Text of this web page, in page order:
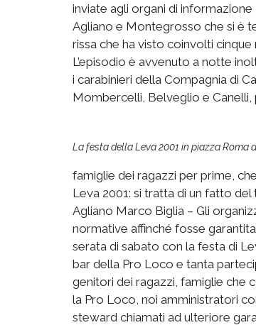
inviate agli organi di
Agliano e Montegrosso che si è
rissa che ha visto coinvolti
L’episodio è avvenuto a notte
i carabinieri della Compagnia di
Mombercelli, Belveglio e Canelli,
La festa della Leva 2001 in piazza Roma
famiglie dei ragazzi per prime,
Leva 2001: si tratta di un fatto
Agliano Marco Biglia – Gli
normative affinché fosse
serata di sabato con la festa di
bar della Pro Loco e tanta
genitori dei ragazzi, famiglie che
la Pro Loco, noi amministratori
steward chiamati ad ulteriore